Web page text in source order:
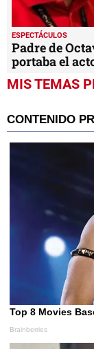
ESPECTÁCULOS
Padre de
portaba el
MIS TEMAS